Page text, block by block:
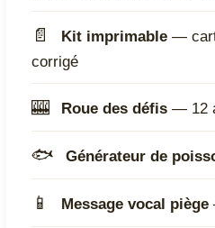
📄 Kit imprimable —
corrigé
🎰 Roue des défis — 12
🐟 Générateur de
📱 Message vocal piège